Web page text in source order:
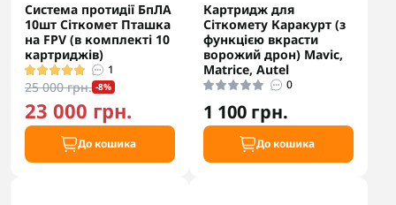
Cистема протидії БпЛА
10шт Cіткомет Пташка
на FPV (в комплекті 10
картриджів)
1
25 000 грн. -8%
23 000 грн.
До кошика
Картридж для
Сіткомету Каракурт (з
функцією вкрасти
ворожий дрон) Mavic,
Matrice, Autel
0
1 100 грн.
До кошика